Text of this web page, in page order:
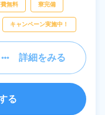
無料 寮完備
キャンペーン実施中！
詳細をみる
る